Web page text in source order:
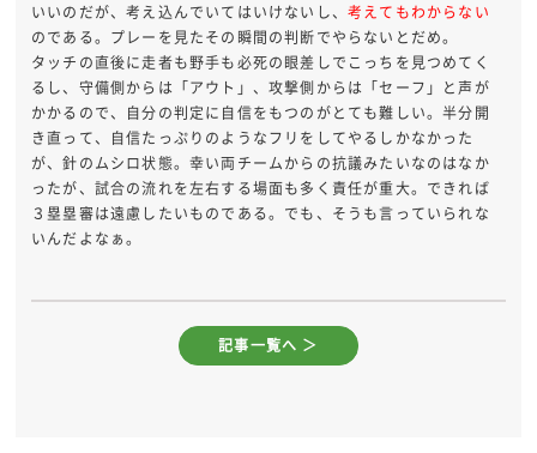
いいのだが、考え込んでいてはいけないし、考えてもわからない
のである。プレーを見たその瞬間の判断でやらないとだめ。
タッチの直後に走者も野手も必死の眼差しでこっちを見つめてく
るし、守備側からは「アウト」、攻撃側からは「セーフ」と声が
かかるので、自分の判定に自信をもつのがとても難しい。半分開
き直って、自信たっぷりのようなフリをしてやるしかなかった
が、針のムシロ状態。幸い両チームからの抗議みたいなのはなか
ったが、試合の流れを左右する場面も多く責任が重大。できれば
３塁塁審は遠慮したいものである。でも、そうも言っていられな
いんだよなぁ。
記事一覧へ ＞